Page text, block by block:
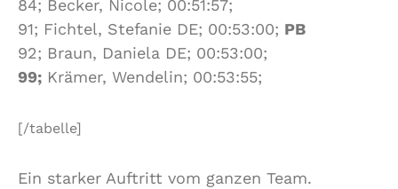
84; Becker, Nicole; 00:51:57;
91; Fichtel, Stefanie DE; 00:53:00; PB
92; Braun, Daniela DE; 00:53:00;
99; Krämer, Wendelin; 00:53:55;
[/tabelle]
Ein starker Auftritt vom ganzen Team.